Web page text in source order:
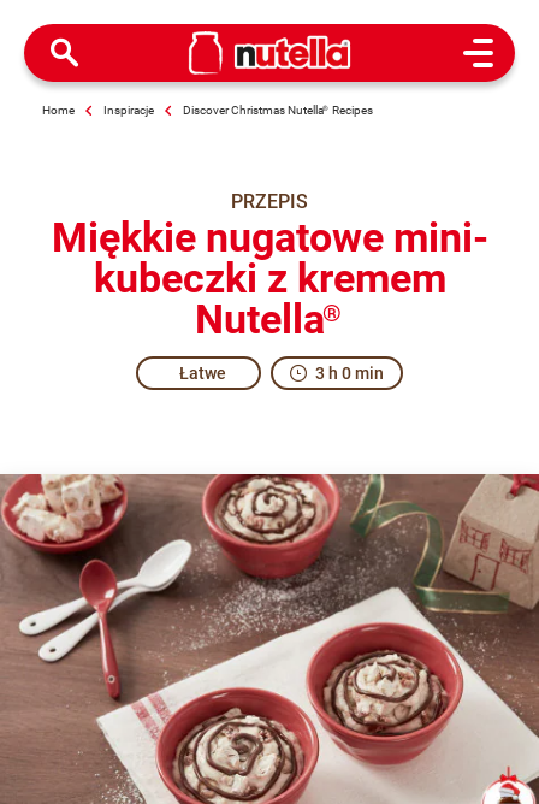
Open
Home Inspiracje Discover Christmas Nutella® Recipes
PRZEPIS
Miękkie nugatowe mini-
kubeczki z kremem
Nutella®
Łatwe 3 h 0 min